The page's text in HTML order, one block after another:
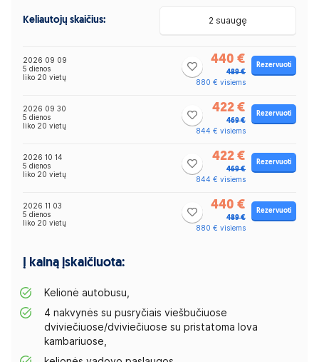
Keliautojų skaičius: 2 suaugę
2026 09 09
5 dienos
liko 20 vietų
440 €
489 €
880 € visiems
Rezervuoti
2026 09 30
5 dienos
liko 20 vietų
422 €
469 €
844 € visiems
Rezervuoti
2026 10 14
5 dienos
liko 20 vietų
422 €
469 €
844 € visiems
Rezervuoti
2026 11 03
5 dienos
liko 20 vietų
440 €
489 €
880 € visiems
Rezervuoti
Į kainą įskaičiuota:
Kelionė autobusu,
4 nakvynės su pusryčiais viešbučiuose
dviviečiuose/dviviečiuose su pristatoma lova
kambariuose,